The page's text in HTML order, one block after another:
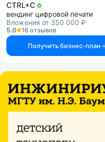
CTRL+C
вендинг цифровой печати
Вложения от 350 000 ₽
5.0
16 отзывов
Получить бизнес-план